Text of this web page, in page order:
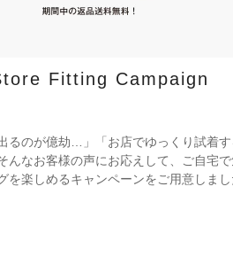
Fitting Campaign
るのが億劫…」「お店でゆっくり試着
んなお客様の声にお応えして、ご自宅で
を楽しめるキャンペーンをご用意しまし